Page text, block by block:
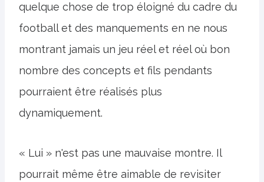
quelque chose de trop éloigné du cadre du
football et des manquements en ne nous
montrant jamais un jeu réel et réel où bon
nombre des concepts et fils pendants
pourraient être réalisés plus
dynamiquement.
« Lui » n'est pas une mauvaise montre. Il
pourrait même être aimable de revisiter